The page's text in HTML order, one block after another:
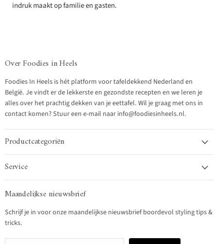
indruk maakt op familie en gasten.
Over Foodies in Heels
Foodies In Heels is hét platform voor tafeldekkend Nederland en
België. Je vindt er de lekkerste en gezondste recepten en we leren je
alles over het prachtig dekken van je eettafel. Wil je graag met ons in
contact komen? Stuur een e-mail naar info@foodiesinheels.nl.
Productcategoriën
Service
Maandelijkse nieuwsbrief
Schrijf je in voor onze maandelijkse nieuwsbrief boordevol styling tips &
tricks.